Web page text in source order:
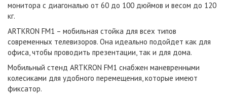
монитора с диагональю от 60 до 100 дюймов и весом до 120
кг.
ARTKRON FM1 – мобильная стойка для всех типов
современных телевизоров. Она идеально подойдет как для
офиса, чтобы проводить презентации, так и для дома.
Мобильный стенд ARTKRON FM1 снабжен маневренными
колесиками для удобного перемещения, которые имеют
фиксатор.